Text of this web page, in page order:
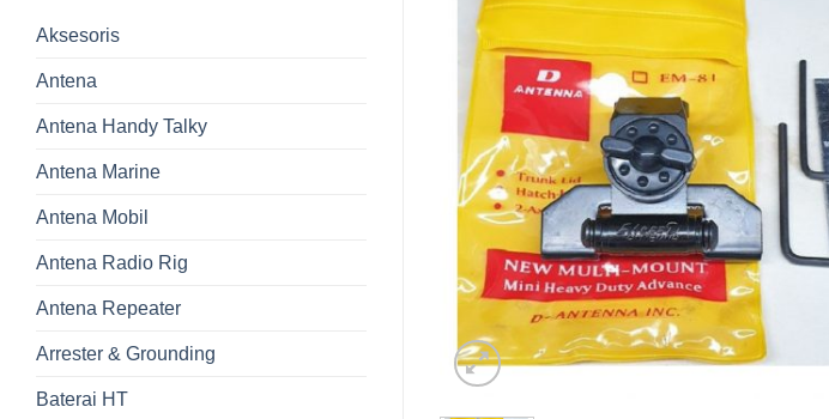
Aksesoris
Antena
Antena Handy Talky
Antena Marine
Antena Mobil
Antena Radio Rig
Antena Repeater
Arrester & Grounding
Baterai HT